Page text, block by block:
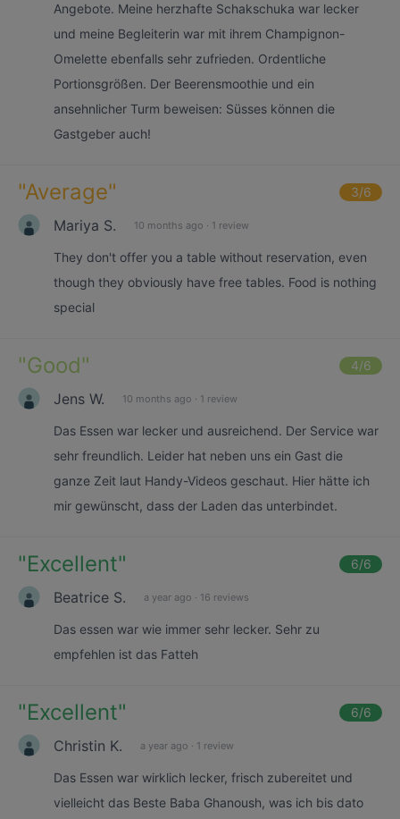
Angebote. Meine herzhafte Schakschuka war lecker
und meine Begleiterin war mit ihrem Champignon-
Omelette ebenfalls sehr zufrieden. Ordentliche
Portionsgrößen. Der Beerensmoothie und ein
ansehnlicher Turm beweisen: Süsses können die
Gastgeber auch!
"Average" 3/6
Mariya S. 10 months ago · 1 review
They don't offer you a table without reservation, even
though they obviously have free tables. Food is nothing
special
"Good" 4/6
Jens W. 10 months ago · 1 review
Das Essen war lecker und ausreichend. Der Service war
sehr freundlich. Leider hat neben uns ein Gast die
ganze Zeit laut Handy-Videos geschaut. Hier hätte ich
mir gewünscht, dass der Laden das unterbindet.
"Excellent" 6/6
Beatrice S. a year ago · 16 reviews
Das essen war wie immer sehr lecker. Sehr zu
empfehlen ist das Fatteh
"Excellent" 6/6
Christin K. a year ago · 1 review
Das Essen war wirklich lecker, frisch zubereitet und
vielleicht das Beste Baba Ghanoush, was ich bis dato